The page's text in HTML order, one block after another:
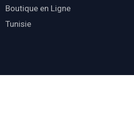
Boutique en Ligne
Tunisie